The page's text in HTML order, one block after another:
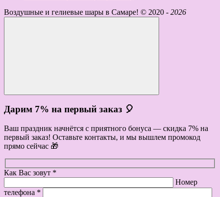
Воздушные и гелиевые шары в Самаре! © 2020 - 2026
Дарим 7% на первый заказ 🎈
Ваш праздник начнётся с приятного бонуса — скидка 7% на
первый заказ! Оставьте контакты, и мы вышлем промокод
прямо сейчас 🎁
Как Вас зовут *
Номер
телефона *